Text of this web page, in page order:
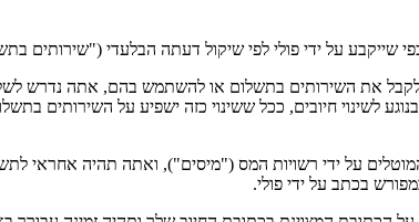
שייקבע על ידי פולי לפי שיקול דעתה הבלעדי ("שירותים
לקבל את השירותים בתשלום או להשתמש בהם, אתה נדרש
לשינוי חיובים, ככל ששינוי כזה ישפיע על השירותים
על ידי רשויות המס ("מיסים"), ואתה תהיה אחראי
בכתב על ידי פולי.